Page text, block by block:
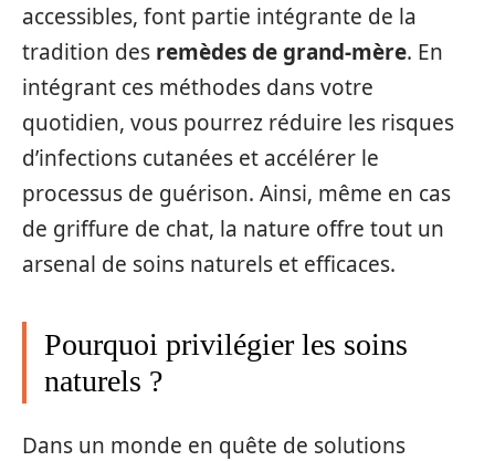
accessibles, font partie intégrante de la
tradition des remèdes de grand-mère. En
intégrant ces méthodes dans votre
quotidien, vous pourrez réduire les risques
d’infections cutanées et accélérer le
processus de guérison. Ainsi, même en cas
de griffure de chat, la nature offre tout un
arsenal de soins naturels et efficaces.
Pourquoi privilégier les soins
naturels ?
Dans un monde en quête de solutions